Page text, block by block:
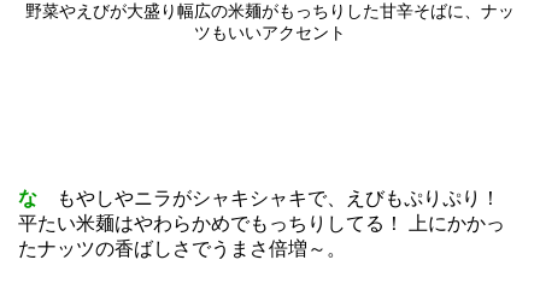
野菜やえびが大盛り幅広の米麺がもっちりした甘辛そばに、ナッ
ツもいいアクセント
な もやしやニラがシャキシャキで、えびもぷりぷり！
平たい米麺はやわらかめでもっちりしてる！ 上にかかっ
たナッツの香ばしさでうまさ倍増～。